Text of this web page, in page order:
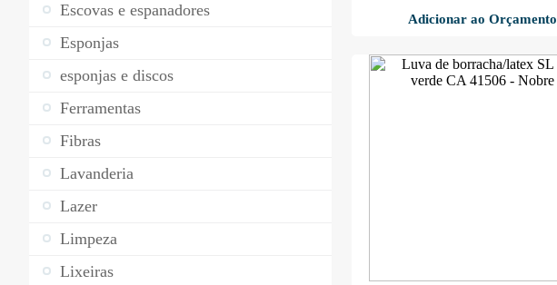
Escovas e espanadores
Esponjas
esponjas e discos
Ferramentas
Fibras
Lavanderia
Lazer
Limpeza
Lixeiras
Adicionar ao Orçamento